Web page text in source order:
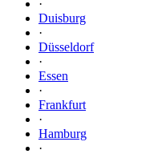
·
Duisburg
·
Düsseldorf
·
Essen
·
Frankfurt
·
Hamburg
·